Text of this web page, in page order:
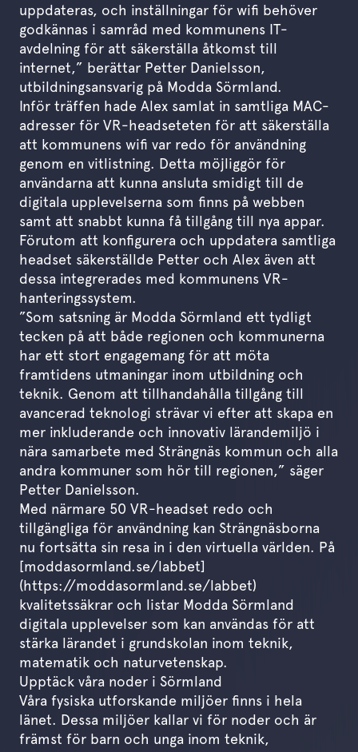
uppdateras, och inställningar för wifi behöver
godkännas i samråd med kommunens IT-
avdelning för att säkerställa åtkomst till
internet,” berättar Petter Danielsson,
utbildningsansvarig på Modda Sörmland.
Inför träffen hade Alex samlat in samtliga MAC-
adresser för VR-headseteten för att säkerställa
att kommunens wifi var redo för användning
genom en vitlistning. Detta möjliggör för
användarna att kunna ansluta smidigt till de
digitala upplevelserna som finns på webben
samt att snabbt kunna få tillgång till nya appar.
Förutom att konfigurera och uppdatera samtliga
headset säkerställde Petter och Alex även att
dessa integrerades med kommunens VR-
hanteringssystem.
”Som satsning är Modda Sörmland ett tydligt
tecken på att både regionen och kommunerna
har ett stort engagemang för att möta
framtidens utmaningar inom utbildning och
teknik. Genom att tillhandahålla tillgång till
avancerad teknologi strävar vi efter att skapa en
mer inkluderande och innovativ lärandemiljö i
nära samarbete med Strängnäs kommun och alla
andra kommuner som hör till regionen,” säger
Petter Danielsson.
Med närmare 50 VR-headset redo och
tillgängliga för användning kan Strängnäsborna
nu fortsätta sin resa in i den virtuella världen. På
[moddasormland.se/labbet]
(https://moddasormland.se/labbet)
kvalitetssäkrar och listar Modda Sörmland
digitala upplevelser som kan användas för att
stärka lärandet i grundskolan inom teknik,
matematik och naturvetenskap.
Upptäck våra noder i Sörmland
Våra fysiska utforskande miljöer finns i hela
länet. Dessa miljöer kallar vi för noder och är
främst för barn och unga inom teknik,